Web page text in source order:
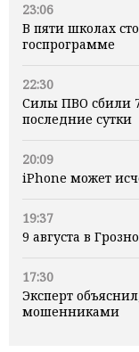
23:06
В пяти школах
госпрограмме
22:30
Силы ПВО сбили
последние сутки
20:09
iPhone может
19:37
9 августа в
17:30
Эксперт
мошенниками